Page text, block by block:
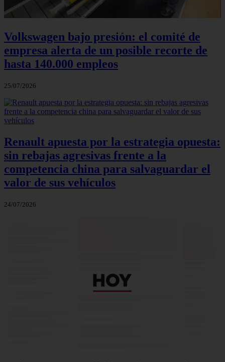
Volkswagen bajo presión: el comité de
empresa alerta de un posible recorte de
hasta 140.000 empleos
25/07/2026
Renault apuesta por la estrategia opuesta:
sin rebajas agresivas frente a la
competencia china para salvaguardar el
valor de sus vehículos
24/07/2026